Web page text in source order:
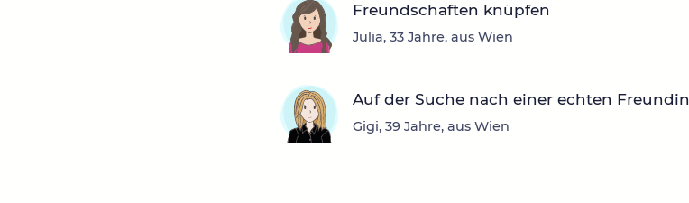
Freundschaften knüpfen
Julia, 33 Jahre, aus Wien
Auf der Suche nach einer echten Freundin
Gigi, 39 Jahre, aus Wien